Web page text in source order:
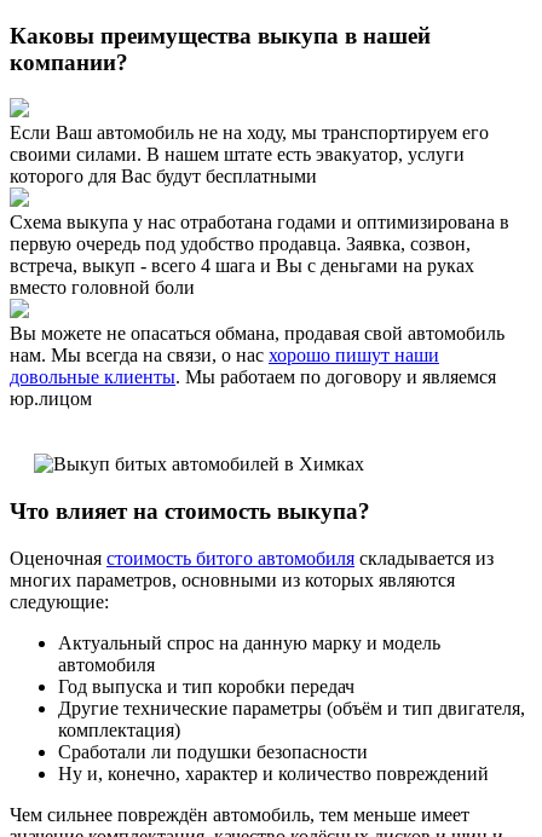
Каковы преимущества выкупа в нашей
компании?
Если Ваш автомобиль не на ходу, мы транспортируем его
своими силами. В нашем штате есть эвакуатор, услуги
которого для Вас будут бесплатными
Схема выкупа у нас отработана годами и оптимизирована в
первую очередь под удобство продавца. Заявка, созвон,
встреча, выкуп - всего 4 шага и Вы с деньгами на руках
вместо головной боли
Вы можете не опасаться обмана, продавая свой автомобиль
нам. Мы всегда на связи, о нас хорошо пишут наши
довольные клиенты. Мы работаем по договору и являемся
юр.лицом
Что влияет на стоимость выкупа?
Оценочная стоимость битого автомобиля складывается из
многих параметров, основными из которых являются
следующие:
Актуальный спрос на данную марку и модель
автомобиля
Год выпуска и тип коробки передач
Другие технические параметры (объём и тип двигателя,
комплектация)
Сработали ли подушки безопасности
Ну и, конечно, характер и количество повреждений
Чем сильнее повреждён автомобиль, тем меньше имеет